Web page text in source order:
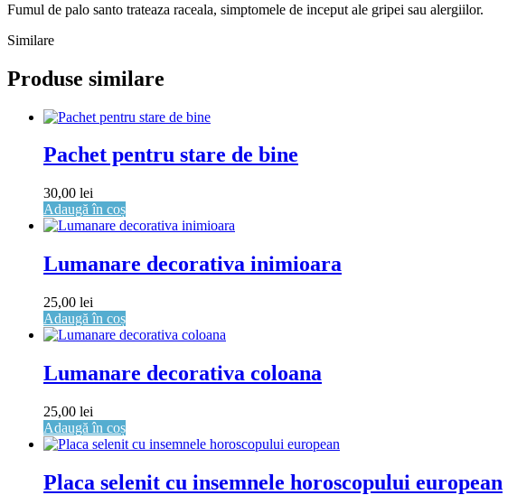
Fumul de palo santo trateaza raceala, simptomele de inceput ale gripei sau alergiilor.
Similare
Produse similare
Pachet pentru stare de bine
30,00 lei
Adaugă în coș
Lumanare decorativa inimioara
25,00 lei
Adaugă în coș
Lumanare decorativa coloana
25,00 lei
Adaugă în coș
Placa selenit cu insemnele horoscopului european